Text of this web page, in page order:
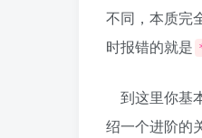
不同，本质完
时报错的就是
到这里你基
绍一个进阶的